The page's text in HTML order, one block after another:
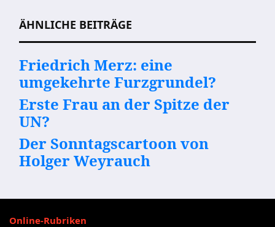
ÄHNLICHE BEITRÄGE
Friedrich Merz: eine
umgekehrte Furzgrundel?
Erste Frau an der Spitze der
UN?
Der Sonntagscartoon von
Holger Weyrauch
Online-Rubriken